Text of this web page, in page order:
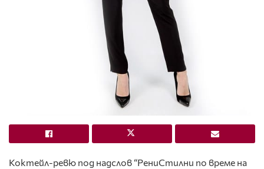
Коктейл-ревю под надслов “РениСтилни по време на